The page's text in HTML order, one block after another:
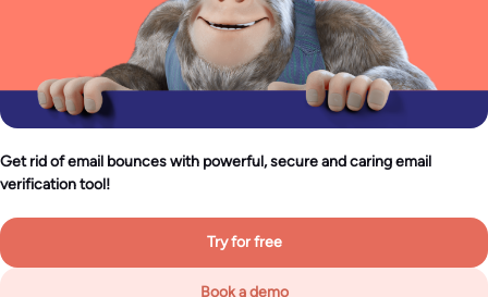
Get rid of email bounces with powerful, secure and caring email
verification tool!
Try for free
Book a demo